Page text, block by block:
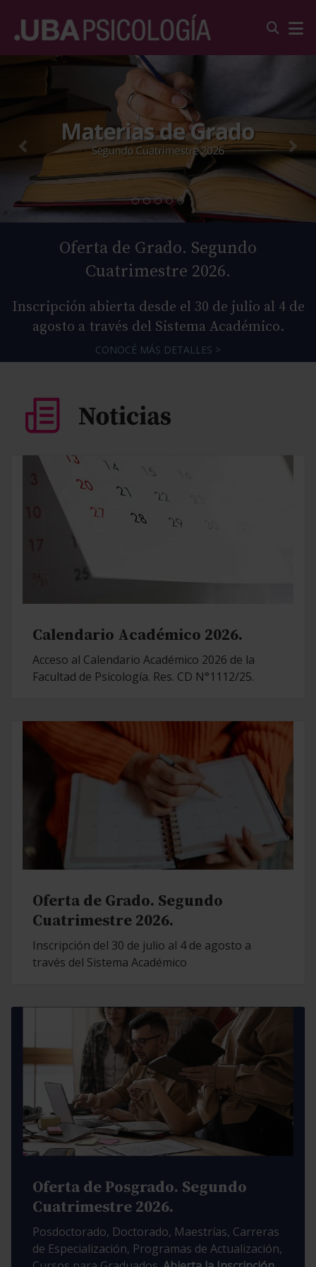
Oferta de Grado. Segundo
Cuatrimestre 2026.
Inscripción abierta desde el 30 de julio al 4 de
agosto a través del Sistema Académico.
CONOCÉ MÁS DETALLES >
Calendario Académico 2026.
Acceso al Calendario Académico 2026 de la
Facultad de Psicología. Res. CD N°1112/25.
Oferta de Grado. Segundo
Cuatrimestre 2026.
Inscripción del 30 de julio al 4 de agosto a
través del Sistema Académico
Oferta de Posgrado. Segundo
Cuatrimestre 2026.
Posdoctorado, Doctorado, Maestrías, Carreras
de Especialización, Programas de Actualización,